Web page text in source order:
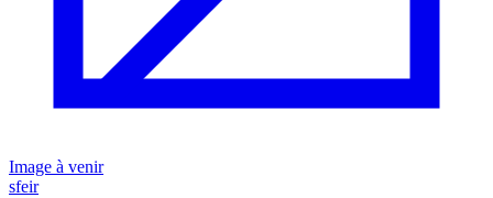
Image à venir
sfeir